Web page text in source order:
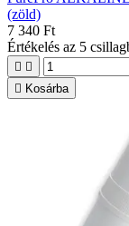
(zöld)
7 340 Ft
Értékelés az 5
 
 Kosárba